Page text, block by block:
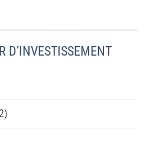
D’INVESTISSEMENT